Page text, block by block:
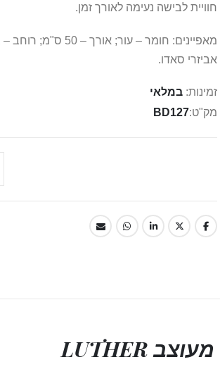
חוויית לבישה נעימה לאורך זמן.
אביזרי סאדו.
זמינות: במלאי
מק"ט BD127